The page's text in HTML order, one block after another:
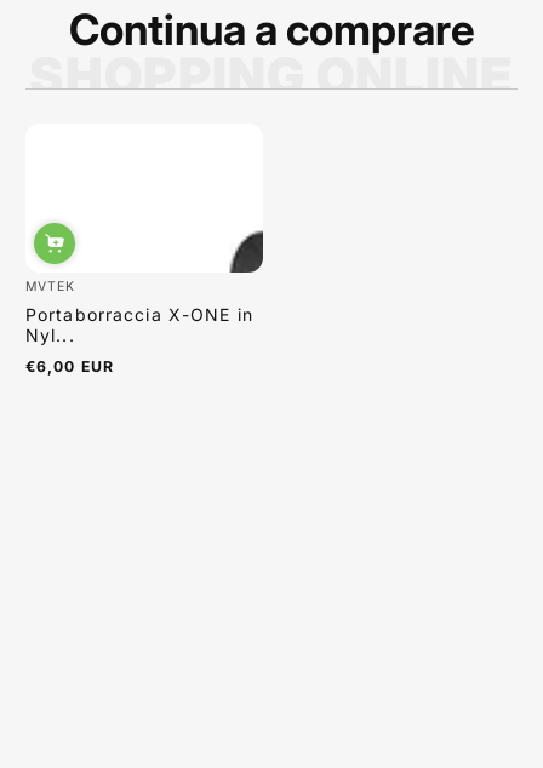
Continua a comprare
SHOPPING ONLINE
MVTEK
Portaborraccia X-ONE in
Nyl...
Prezzo
€6,00 EUR